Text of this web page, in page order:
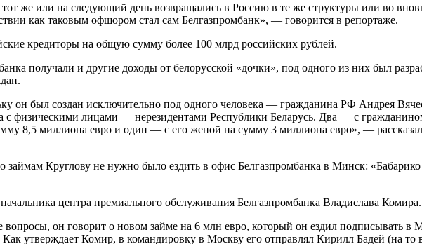
же или на следующий день возвращались в Россию в те же структуры или во
как таковым офшором стал сам Белгазпромбанк», — говорится в репортаже.
кредиторы на общую сумму более 100 млрд российских рублей.
получали и другие доходы от белорусской «дочки», под одного из них был
он был создан исключительно под одного человека — гражданина РФ Андрея
с физическими лицами — нерезидентами Республики Беларусь. Два — с
8,5 миллиона евро и один — с его женой на сумму 3 миллиона евро», —
займам Круглову не нужно было ездить в офис Белгазпромбанка в Минск:
центра премиального обслуживания Белгазпромбанка Владислава Комира.
он говорит о новом займе на 6 млн евро, который он ездил подписывать в
утверждает Комир, в командировку в Москву его отправлял Кирилл Бадей (на то